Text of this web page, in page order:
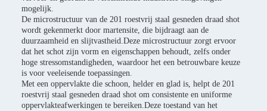
mogelijk.
De microstructuur van de 201 roestvrij staal gesneden draad shot
wordt gekenmerkt door martensite, die bijdraagt aan de
duurzaamheid en slijtvastheid.Deze microstructuur zorgt ervoor
dat het schot zijn vorm en eigenschappen behoudt, zelfs onder
hoge stressomstandigheden, waardoor het een betrouwbare keuze
is voor veeleisende toepassingen.
Met een oppervlakte die schoon, helder en glad is, helpt de 201
roestvrij staal gesneden draad shot om consistente en uniforme
oppervlakteafwerkingen te bereiken.Deze toestand van het